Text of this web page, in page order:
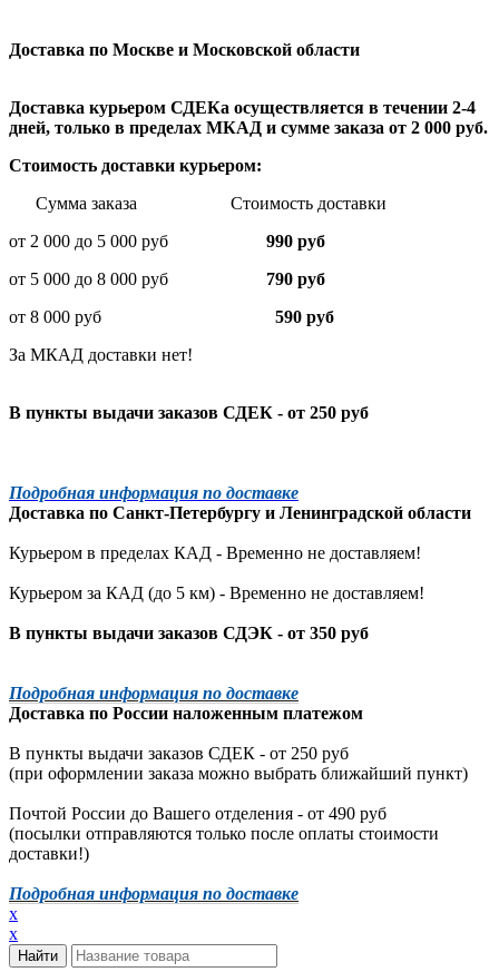
Доставка по Москве и Московской области
Доставка курьером СДЕКа осуществляется в течении 2-4
дней, только в пределах МКАД и сумме заказа от 2 000 руб.
Стоимость доставки курьером:
Сумма заказа Стоимость доставки
от 2 000 до 5 000 руб
990 руб
от 5 000 до 8 000 руб 790 руб
от 8 000 руб 590 руб
За МКАД доставки нет!
В пункты выдачи заказов СДЕК - от 250 руб
Подробная информация по доставке
Доставка по Санкт-Петербургу и Ленинградской области
Курьером в пределах КАД - Временно не доставляем!
Курьером за КАД (до 5 км) - Временно не доставляем!
В пункты выдачи заказов СДЭК - от 350 руб
Подробная информация по доставке
Доставка по России наложенным платежом
В пункты выдачи заказов СДЕК - от 250 руб
(при оформлении заказа можно выбрать ближайший пункт)
Почтой России до Вашего отделения - от 490 руб
(посылки отправляются только после оплаты стоимости
доставки!)
Подробная информация по доставке
x
x